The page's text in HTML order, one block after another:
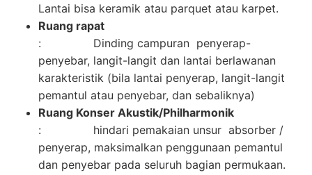
Lantai bisa keramik atau parquet atau karpet.
Ruang rapat
: Dinding campuran penyerap-
penyebar, langit-langit dan lantai berlawanan
karakteristik (bila lantai penyerap, langit-langit
pemantul atau penyebar, dan sebaliknya)
Ruang Konser Akustik/Philharmonik
: hindari pemakaian unsur absorber /
penyerap, maksimalkan penggunaan pemantul
dan penyebar pada seluruh bagian permukaan.